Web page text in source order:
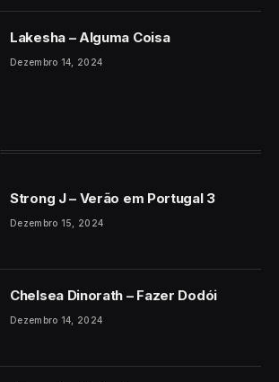
Lakesha – Alguma Coisa
Dezembro 14, 2024
Strong J – Verão em Portugal 3
Dezembro 15, 2024
Chelsea Dinorath – Fazer Dodói
Dezembro 14, 2024